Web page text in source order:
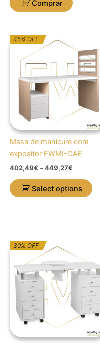
Comprar
45% OFF
Mesa de manicure com
expositor EWMI-CAE
402,49€ –449,27€
range:
402,49€
through
449,27€
Select options
has
be
30% OFFO
preço
original
era:
684,89€.
O
preço
atual
é:
479,42€.